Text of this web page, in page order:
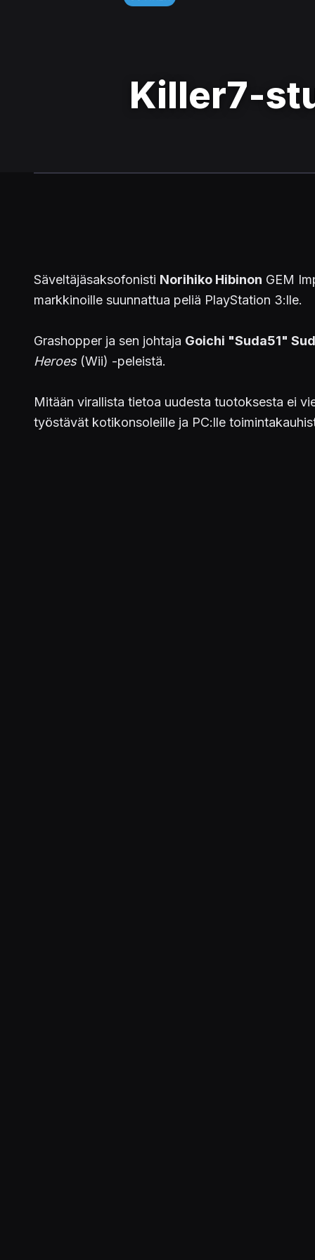
Killer7-
Säveltäjäsaksofonisti Norihiko Hibinon GEM
markkinoille suunnattua peliä PlayStation 3:lle.
Grashopper ja sen johtaja Goichi "Suda51"
Heroes(Wii) -peleistä.
Mitään virallista tietoa uudesta tuotoksesta ei
työstävät kotikonsoleille ja PC:lle